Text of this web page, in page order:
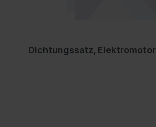
Dichtungssatz, Elektromotor